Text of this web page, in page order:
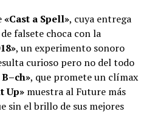
«Cast a Spell», cuya entrega
falsete choca con la
, un experimento sonoro
curioso pero no del todo
, que promete un clímax
Up» muestra al Future más
sin el brillo de sus mejores